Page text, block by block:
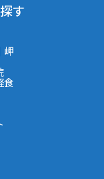
す
岬
食